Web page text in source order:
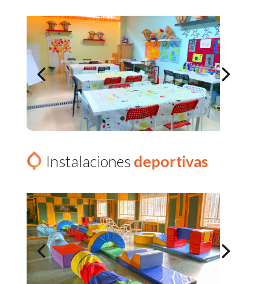
Instalaciones deportivas